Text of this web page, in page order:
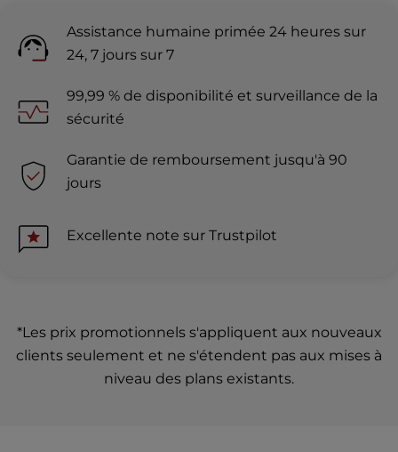
Assistance humaine primée 24 heures sur
24, 7 jours sur 7
99,99 % de disponibilité et surveillance de la
sécurité
Garantie de remboursement jusqu'à 90
jours
Excellente note sur Trustpilot
*Les prix promotionnels s'appliquent aux nouveaux
clients seulement et ne s'étendent pas aux mises à
niveau des plans existants.